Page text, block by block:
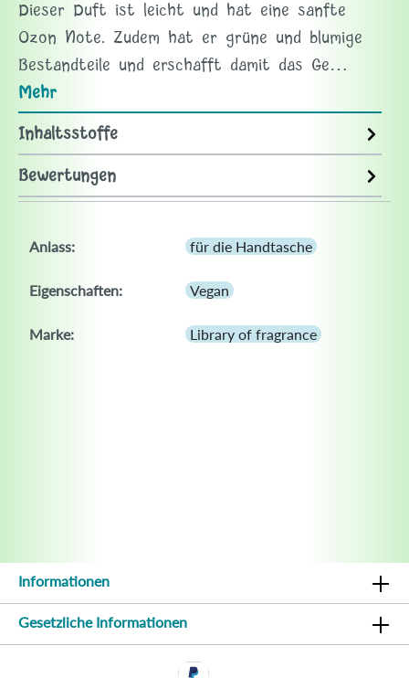
Dieser Duft ist leicht und hat eine sanfte
Ozon Note. Zudem hat er grüne und blumige
Bestandteile und erschafft damit das Ge…
Mehr
Inhaltsstoffe
Bewertungen
Anlass: für die Handtasche
Eigenschaften: Vegan
Marke: Library of fragrance
Informationen
Gesetzliche Informationen